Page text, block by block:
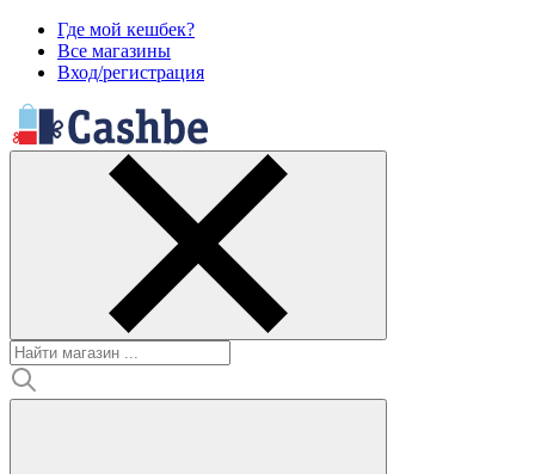
Где мой кешбек?
Все магазины
Вход/регистрация